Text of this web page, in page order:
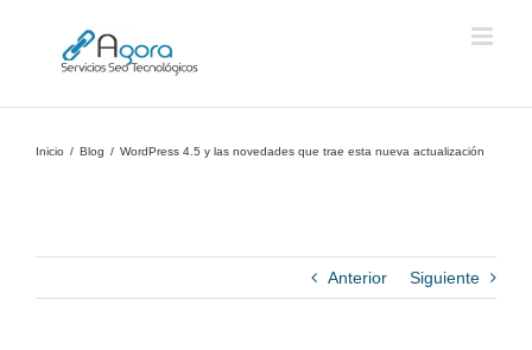
contenido
Inicio Blog WordPress 4.5 y las novedades que trae esta nueva actualización
Anterior Siguiente